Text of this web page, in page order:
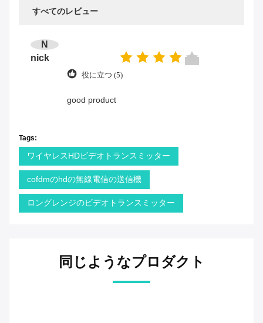
すべてのレビュー
N
nick
役に立つ (5)
good product
Tags:
ワイヤレスHDビデオトランスミッター
cofdmのhdの無線電信の送信機
ロングレンジのビデオトランスミッター
同じようなプロダクト